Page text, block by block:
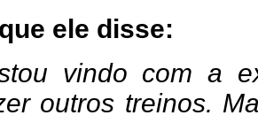
ele disse:
vindo com a
outros treinos.